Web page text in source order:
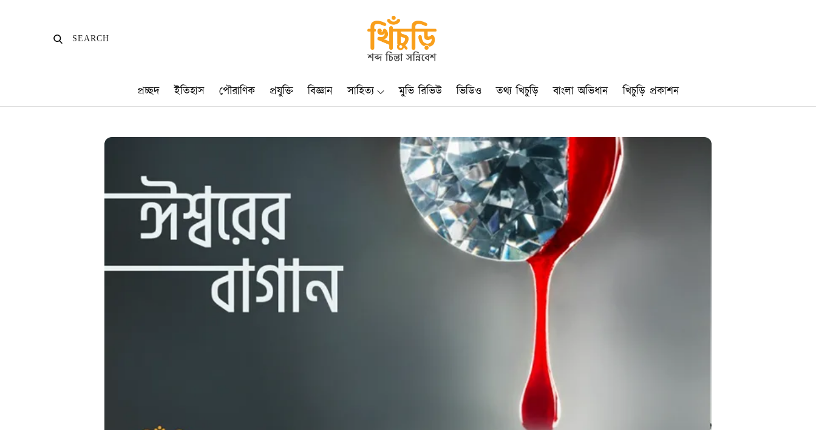
SEARCHSEARCH
প্রচ্ছদ ইতিহাস পৌরাণিক প্রযুক্তি বিজ্ঞান সাহিত্য মুভি রিভিউ ভিডিও তথ্য খিচুড়ি বাংলা অভিধান খিচুড়ি প্রকাশন